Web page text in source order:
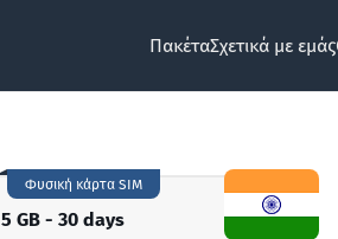
ΠακέταΣχετικά με εμάς
5 GB - 30 days
Φυσική κάρτα SIM